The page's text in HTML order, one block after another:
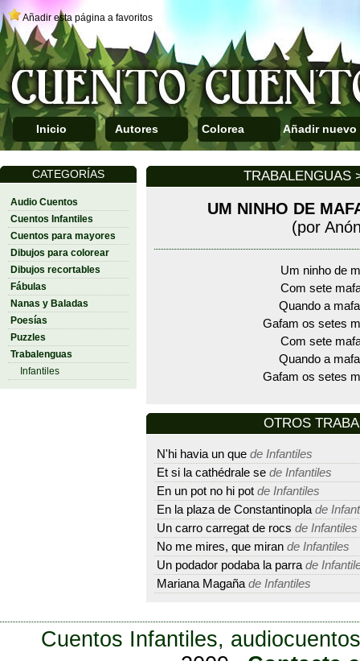
Añadir esta página a favoritos
Inicio Autores Colorea Añadir nuevo
CATEGORÍAS
Audio Cuentos
Cuentos Infantiles
Cuentos para mayores
Dibujos para colorear
Dibujos recortables
Fábulas
Nanas y Baladas
Poesías
Puzzles
Trabalenguas
Infantiles
TRABALENGUAS
UM NINHO DE
(por
Um ninho de
Com sete
Quando a
Gafam os setes
Com sete
Quando a
Gafam os setes
OTROS
N'hi havia un que de Infantiles
Et si la cathédrale se de Infantiles
En un pot no hi pot de Infantiles
En la plaza de Constantinopla de
Un carro carregat de rocs de Infantiles
No me mires, que miran de Infantiles
Un podador podaba la parra de
Mariana Magaña de Infantiles
Cuentos Infantiles,